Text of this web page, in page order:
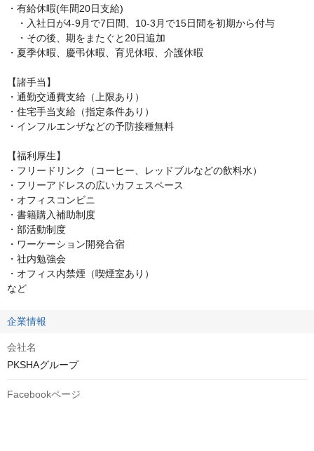
・有給休暇(年間20日支給)
・入社日が4-9月で7日間、10-3月で15日間を初期から付与
・その後、期をまたぐと20日追加
・夏季休暇、慶弔休暇、育児休暇、介護休暇
【諸手当】
・通勤交通費支給（上限あり）
・住宅手当支給（指定条件あり）
・インフルエンザなどの予防接種無料
【福利厚生】
・フリードリンク（コーヒー、レッドブルなどの飲料水）
・フリーアドレスの広いカフェスペース
・オフィスコンビニ
・書籍購入補助制度
・部活動制度
・ワーケーション開発合宿
・社内勉強会
・オフィス内禁煙（喫煙室あり）
など
企業情報
会社名
PKSHAグループ
Facebookページ